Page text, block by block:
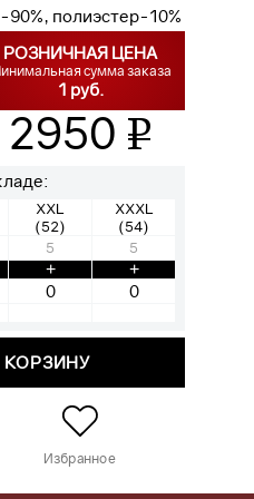
90%, полиэстер-10%
РОЗНИЧНАЯ ЦЕНА
сумма заказа
1 руб.
2950 v
XXL
(52)
XXXL
(54)
5
+
5
+
Избранное